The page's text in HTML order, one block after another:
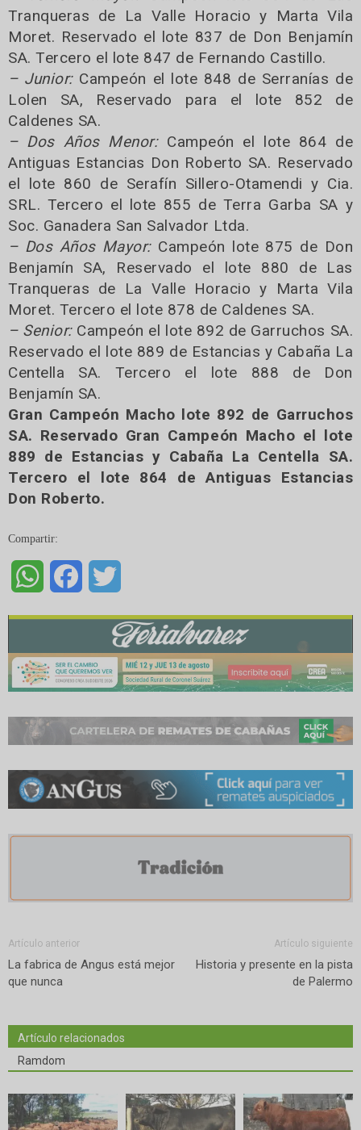
Tranqueras de La Valle Horacio y Marta Vila
Moret. Reservado el lote 837 de Don Benjamín
SA. Tercero el lote 847 de Fernando Castillo.
– Junior:Campeón el lote 848 de Serranías de
Lolen SA, Reservado para el lote 852 de
Caldenes SA.
– Dos Años Menor:Campeón el lote 864 de
Antiguas Estancias Don Roberto SA. Reservado
el lote 860 de Serafín Sillero-Otamendi y Cia.
SRL. Tercero el lote 855 de Terra Garba SA y
Soc. Ganadera San Salvador Ltda.
– Dos Años Mayor:Campeón lote 875 de Don
Benjamín SA, Reservado el lote 880 de Las
Tranqueras de La Valle Horacio y Marta Vila
Moret. Tercero el lote 878 de Caldenes SA.
– Senior:Campeón el lote 892 de Garruchos SA.
Reservado el lote 889 de Estancias y Cabaña La
Centella SA. Tercero el lote 888 de Don
Benjamín SA.
Gran Campeón Macho lote 892 de Garruchos
SA. Reservado Gran Campeón Macho el lote
889 de Estancias y Cabaña La Centella SA.
Tercero el lote 864 de Antiguas Estancias
Don Roberto.
Compartir:
WhatsAppFacebook
Artículo anterior
La fabrica de Angus está mejor
que nunca
Artículo siguiente
Historia y presente en la pista
de Palermo
Artículo relacionados
Ramdom